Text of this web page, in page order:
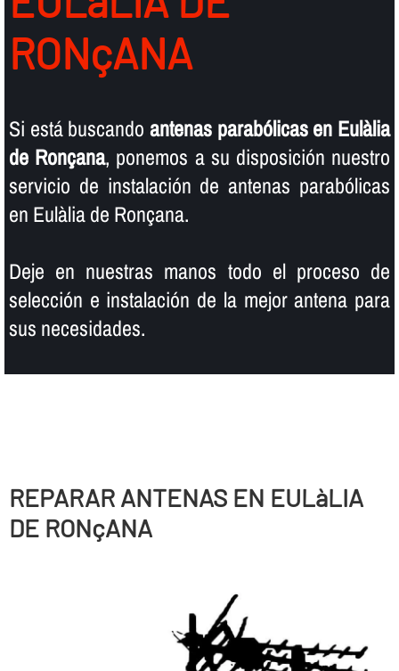
RONçANA
Si está buscando antenas parabólicas en Eulàlia
de Ronçana, ponemos a su disposición nuestro
servicio de instalación de antenas parabólicas
en Eulàlia de Ronçana.
Deje en nuestras manos todo el proceso de
selección e instalación de la mejor antena para
sus necesidades.
REPARAR ANTENAS EN EULàLIA
DE RONçANA